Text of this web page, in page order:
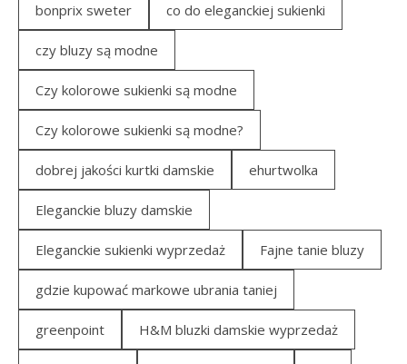
bonprix sweter co do eleganckiej sukienki
czy bluzy są modne
Czy kolorowe sukienki są modne
Czy kolorowe sukienki są modne?
dobrej jakości kurtki damskie ehurtwolka
Eleganckie bluzy damskie
Eleganckie sukienki wyprzedaż Fajne tanie bluzy
gdzie kupować markowe ubrania taniej
greenpoint H&M bluzki damskie wyprzedaż